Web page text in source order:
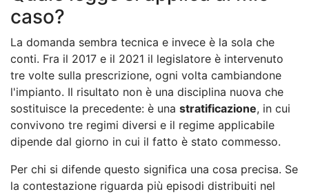
caso?
La domanda sembra tecnica e invece è la sola che
conti. Fra il 2017 e il 2021 il legislatore è intervenuto
tre volte sulla prescrizione, ogni volta cambiandone
l'impianto. Il risultato non è una disciplina nuova che
sostituisce la precedente: è una stratificazione, in cui
convivono tre regimi diversi e il regime applicabile
dipende dal giorno in cui il fatto è stato commesso.
Per chi si difende questo significa una cosa precisa. Se
la contestazione riguarda più episodi distribuiti nel